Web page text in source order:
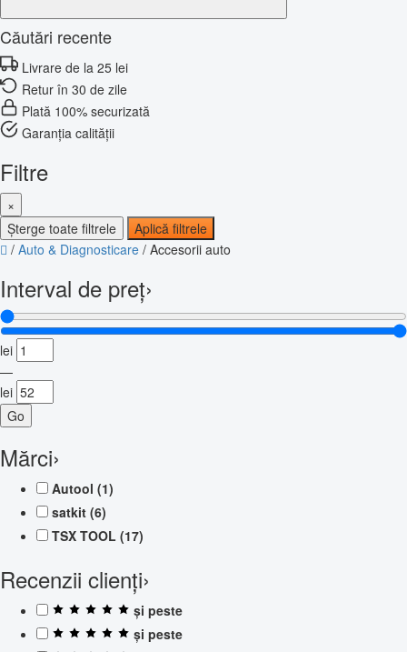
Căutări recente
Livrare de la 25 lei
Retur în 30 de zile
Plată 100% securizată
Garanția calității
Filtre
×
Șterge toate filtrele
Aplică filtrele
/ Auto & Diagnosticare / Accesorii auto
Interval de preț›
lei
—
lei
Go
Mărci›
Autool (1)
satkit (6)
TSX TOOL (17)
Recenzii clienți›
și peste
și peste